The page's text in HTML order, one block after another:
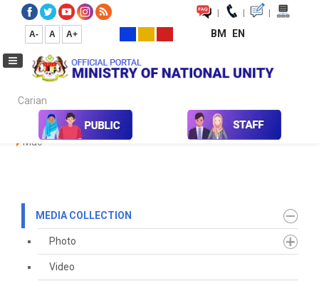
| | |
A- A A+ BM EN
Carian...
Media Media Collection Speech Text 2022
Mac
MEDIA COLLECTION
Photo
Video